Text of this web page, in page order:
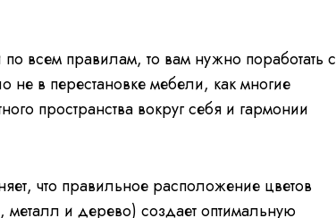
по всем правилам, то вам нужно поработать с
в перестановке мебели, как многие
пространства вокруг себя и гармонии
что правильное расположение цветов
и дерево) создает оптимальную